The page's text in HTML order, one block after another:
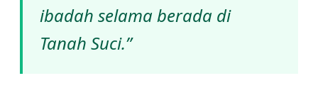
ibadah selama berada di
Tanah Suci.”